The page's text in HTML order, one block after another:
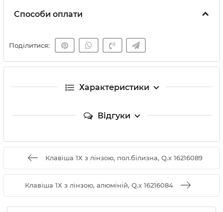
Способи оплати
Поділитися:
Характеристики
Відгуки
Клавіша 1Х з лінзою, пол.білизна, Q.x 16216089
Клавіша 1Х з лінзою, алюміній, Q.x 16216084